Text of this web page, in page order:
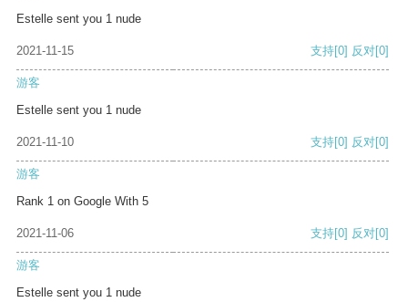
Estelle sent you 1 nude
2021-11-15 支持[0] 反对[0]
游客
Estelle sent you 1 nude
2021-11-10 支持[0] 反对[0]
游客
Rank 1 on Google With 5
2021-11-06 支持[0] 反对[0]
游客
Estelle sent you 1 nude